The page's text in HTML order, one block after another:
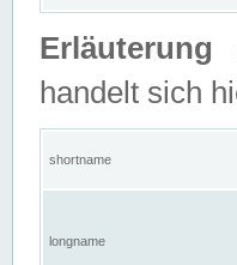
handelt sich
shortname
longname